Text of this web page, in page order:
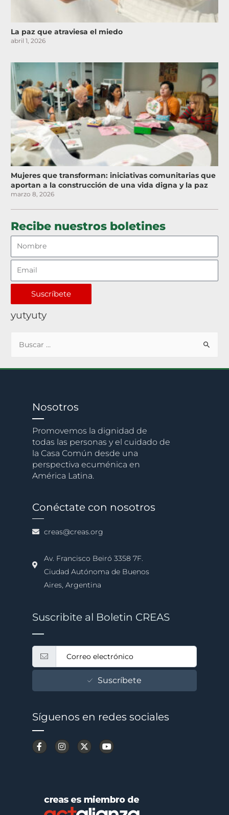
La paz que atraviesa el miedo
abril 1, 2026
Mujeres que transforman: iniciativas comunitarias que
aportan a la construcción de una vida digna y la paz
marzo 8, 2026
Recibe nuestros boletines
Suscríbete
yutyuty
Nosotros
Promovemos la dignidad de
todas las personas y el cuidado de
la Casa Común desde una
perspectiva ecuménica en
América Latina.
Conéctate con nosotros
creas@creas.org
Av. Francisco Beiró 3358 7F.
Ciudad Autónoma de Buenos
Aires, Argentina
Suscribite al Boletin CREAS
Suscríbete
Síguenos en redes sociales